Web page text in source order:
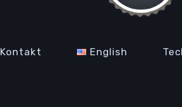
Kontakt English